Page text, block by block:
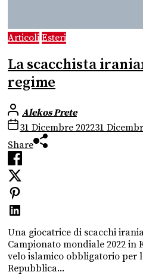
Articoli Esteri
La scacchista
regime
Alekos Prete
31 Dicembre 202231
Share
Una giocatrice di scacchi
Campionato mondiale 2022 in
velo islamico obbligatorio per
Repubblica...